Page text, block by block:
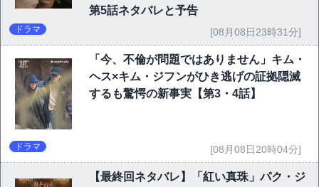
第5話ネタバレと予告
ドラマ [08月08日23時31分]
「今、不倫が問題ではありません」キム・
ヘス×キム・ジフンがひき逃げの証拠隠滅
するも驚愕の新事実【第3・4話】
ドラマ [08月08日20時04分]
【最終回ネタバレ】「紅い真珠」パク・ジ